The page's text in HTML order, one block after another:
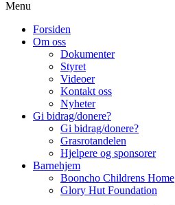
Menu
Forsiden
Om oss
Dokumenter
Styret
Videoer
Kontakt oss
Nyheter
Gi bidrag/donere?
Gi bidrag/donere?
Grasrotandelen
Hjelpere og sponsorer
Barnehjem
Booncho Childrens Home
Glory Hut Foundation